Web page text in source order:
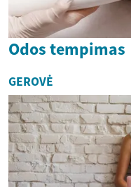
Odos tempimas
GEROVĖ